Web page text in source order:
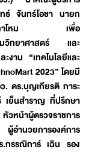
ธ์ จันทร์โอชา นายก
รวงกลาโหม เพื่อ
วิทยาศาสตร์ และ
งาน “เทคโนโลยีและ
2023” โดยมี
. ดร.บุญเกียรติ การะ
ย็นสําราญ ที่ปรึกษา
หน้าผู้ตรวจราชการ
อำนวยการองค์การ
กรรณิการ์ เฉิน รอง